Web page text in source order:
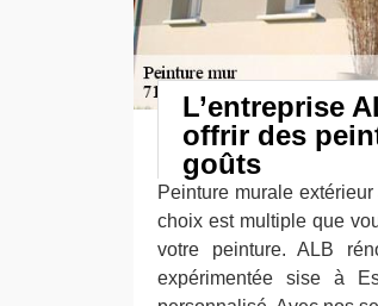
L’entreprise
offrir des
goûts
Peinture murale
choix est multiple que
votre peinture. ALB
expérimentée sise à